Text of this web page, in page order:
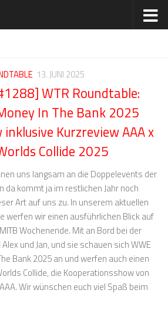
13. JUNI 2025
WTR Roundtable:
In The Bank 2025
inklusive Kurzreview AAA x
Collide 2025
uns langsam an die Doppelevents der
da kommt ja im restlichen Jahr noch
Art auf uns zu. In unserem aktuellen
werfen wir einen ausführlichen Blick auf
Wochenende. Mit an Bord bei der
und Jan, und sie schauen sich WWE
Bank 2025 an und werfen auch einen
Collide, die Kooperationsshow von
Wir wünschen euch viel Spaß beim